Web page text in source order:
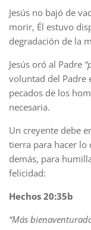
Jesús no bajó de
morir, Él estuvo
degradación de la
Jesús oró al Padre
voluntad del Padre
pecados de los
necesaria.
Un creyente debe
tierra para hacer lo
demás, para
felicidad:
Hechos 20:35b
“Más